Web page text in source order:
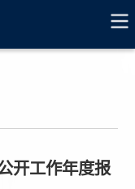
开工作年度报